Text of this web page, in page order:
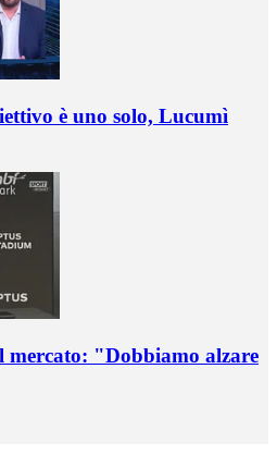
è uno solo, Lucumì
mercato: "Dobbiamo alzare